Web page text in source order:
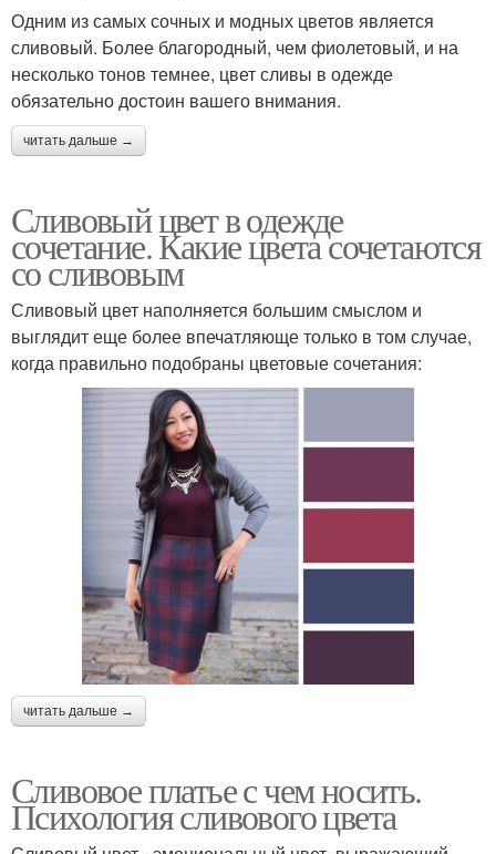
Одним из самых сочных и модных цветов является
сливовый. Более благородный, чем фиолетовый, и на
несколько тонов темнее, цвет сливы в одежде
обязательно достоин вашего внимания.
читать дальше →
Сливовый цвет в одежде
сочетание. Какие цвета сочетаются
со сливовым
Сливовый цвет наполняется большим смыслом и
выглядит еще более впечатляюще только в том случае,
когда правильно подобраны цветовые сочетания:
читать дальше →
Сливовое платье с чем носить.
Психология сливового цвета